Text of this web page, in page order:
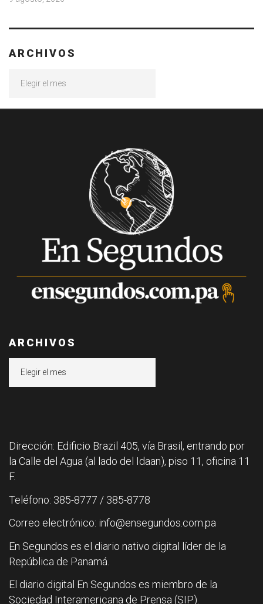
ARCHIVOS
ARCHIVOS
Dirección: Edificio Brazil 405, vía Brasil, entrando por
la Calle del Agua (al lado del Idaan), piso 11, oficina 11
F.
Teléfono: 385-8777 / 385-8778
Correo electrónico: info@ensegundos.com.pa
En Segundos es el diario nativo digital líder de la
República de Panamá.
El diario digital En Segundos es miembro de la
Sociedad Interamericana de Prensa (SIP).